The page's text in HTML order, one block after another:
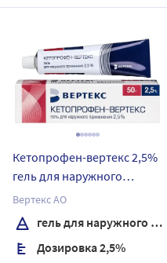
Кетопрофен-вертекс 2,5%
гель для наружного
применения 50 гр
Вертекс АО
гель для наружного применения
Дозировка 2,5%